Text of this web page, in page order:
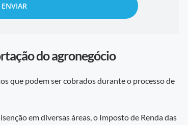
ENVIAR
do agronegócio
que podem ser cobrados durante o processo de
em diversas áreas, o Imposto de Renda das